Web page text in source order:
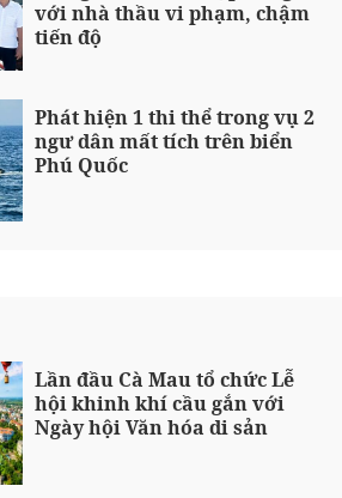
với nhà thầu vi phạm, chậm
tiến độ
Phát hiện 1 thi thể trong vụ 2
ngư dân mất tích trên biển
Phú Quốc
Lần đầu Cà Mau tổ chức Lễ
hội khinh khí cầu gắn với
Ngày hội Văn hóa di sản